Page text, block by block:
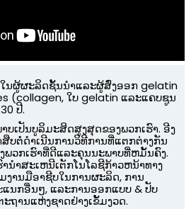
ນຜູ້ຜະລິດຊັ້ນນໍາແລະຜູ້ສົ່ງອອກ gelatin
(collagen, ໃບ gelatin ແລະແຄບຊູນ
ປີ.
ບເປັນບູລິມະສິດສູງສຸດຂອງພວກເຮົາ. ອີງ​
ບ​ຕໍ່​ດໍາ​ເນີນ​ການ​ວິ​ທີ​ການ​ທີ່​ແຕກ​ຕ່າງ​ກັນ​
ພວກ​ເຮົາ​ທີ່​ດີ​ແລະ​ຄຸນ​ນະ​ພາບ​ທີ່​ຫມັ້ນ​ຄົງ​.
ນໍາສະເຫນີເຕັກໂນໂລຊີກ້າວຫນ້າທາງ
ງານມືອາຊີບໃນການຜະລິດ, ການ
ນກອື່ນໆ, ແລະການອອກແບບ & ປັບ
ຖານແຫ່ງຊາດຢ່າງເຂັ້ມງວດ.